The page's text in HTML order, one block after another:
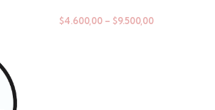
$4.600,00 – $9.500,00